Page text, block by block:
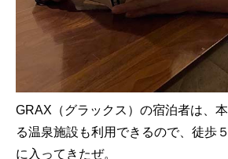
GRAX（グラックス）の宿泊者は、
る温泉施設も利用できるので、徒歩
に入ってきたぜ。